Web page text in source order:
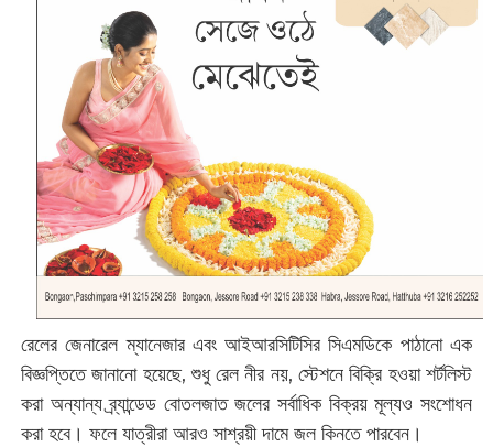
রেলের জেনারেল ম্যানেজার এবং আইআরসিটিসির সিএমডিকে পাঠানো এক
বিজ্ঞপ্তিতে জানানো হয়েছে, শুধু রেল নীর নয়, স্টেশনে বিক্রি হওয়া শর্টলিস্ট
করা অন্যান্য ব্র্যান্ডেড বোতলজাত জলের সর্বাধিক বিক্রয় মূল্যও সংশোধন
করা হবে। ফলে যাত্রীরা আরও সাশ্রয়ী দামে জল কিনতে পারবেন।